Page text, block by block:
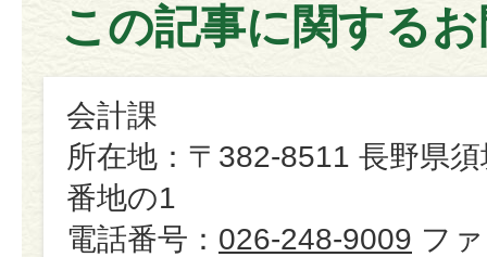
この記事に関する
会計課
所在地：〒382-8511 長野県
番地の1
電話番号： 026-248-9009 フ